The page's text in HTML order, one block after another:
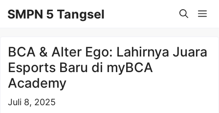
keSMPN 5 Tangsel
BCA & Alter Ego: Lahirnya Juara
Esports Baru di myBCA
Academy
Juli 8, 2025